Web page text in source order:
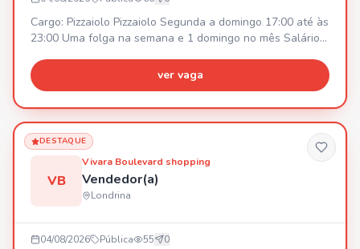
Cargo: Pizzaiolo Pizzaiolo Segunda a domingo 17:00 até às
23:00 Uma folga na semana e 1 domingo no mês Salário
desenvolvimento.
ver vaga
DESTAQUE
VB
Vivara Boulevard shopping
Vendedor(a)
Londrina
04/08/2026 Pública 55 0